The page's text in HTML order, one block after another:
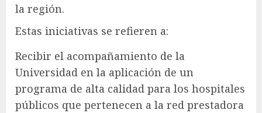
la región.
Estas iniciativas se refieren a:
Recibir el acompañamiento de la
Universidad en la aplicación de un
programa de alta calidad para los hospitales
públicos que pertenecen a la red prestadora